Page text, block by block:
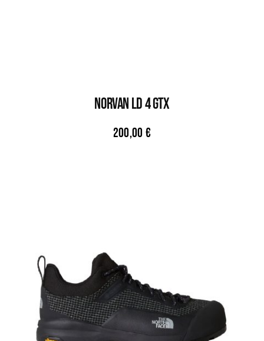
NORVAN LD 4 GTX
200,00 €